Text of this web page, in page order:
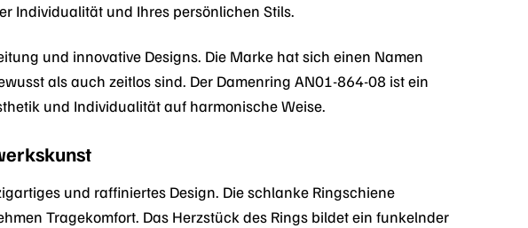
Individualität und Ihres persönlichen Stils.
und innovative Designs. Die Marke hat sich einen Namen
als auch zeitlos sind. Der Damenring AN01-864-08 ist ein
und Individualität auf harmonische Weise.
und raffiniertes Design. Die schlanke Ringschiene
Tragekomfort. Das Herzstück des Rings bildet ein funkelnder